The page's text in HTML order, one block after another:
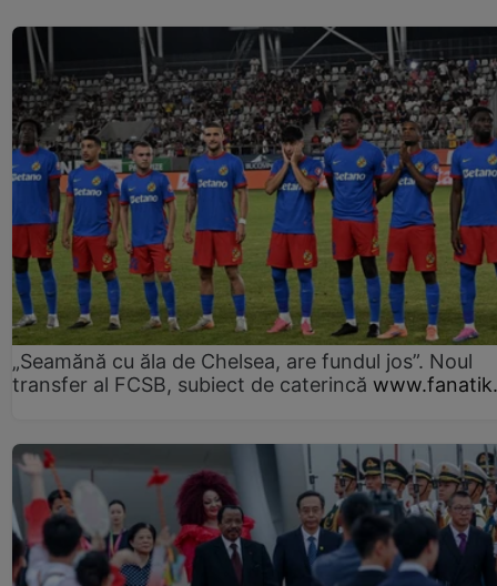
„Seamănă cu ăla de Chelsea, are fundul jos”. Noul
transfer al FCSB, subiect de caterincă